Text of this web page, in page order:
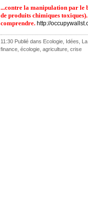
...contre la manipulation par le
de produits chimiques toxiques).
comprendre. http://
11:30 Publié dans Ecologie Idées
finance écologie agriculture crise